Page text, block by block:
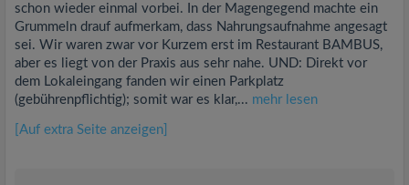
schon wieder einmal vorbei. In der Magengegend machte ein
Grummeln drauf aufmerkam, dass Nahrungsaufnahme angesagt
sei. Wir waren zwar vor Kurzem erst im Restaurant BAMBUS,
aber es liegt von der Praxis aus sehr nahe. UND: Direkt vor
dem Lokaleingang fanden wir einen Parkplatz
(gebührenpflichtig); somit war es klar,... mehr lesen
[Auf extra Seite anzeigen]